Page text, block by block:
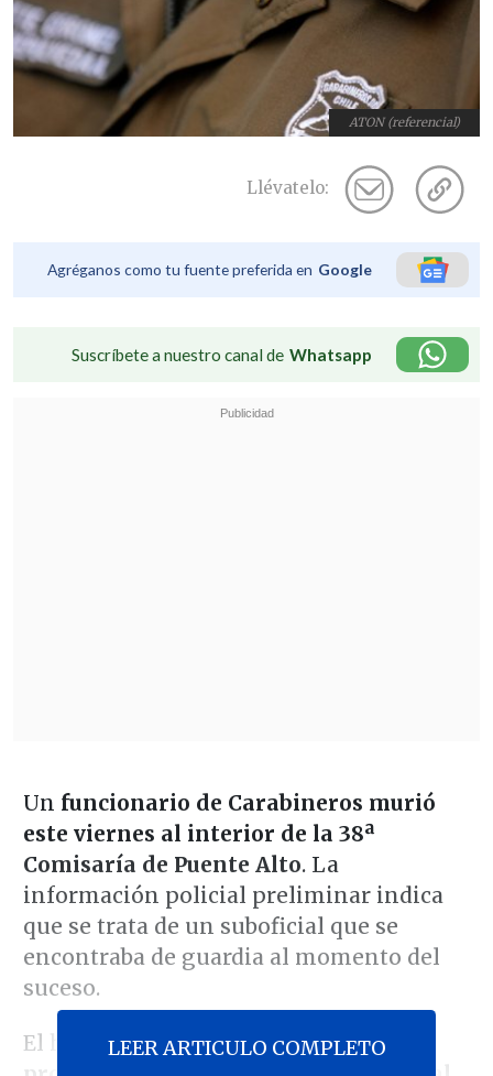
ATON (referencial)
Llévatelo:
Agréganos como tu fuente preferida en Google
Suscríbete a nuestro canal de Whatsapp
Un funcionario de Carabineros murió
este viernes al interior de la 38ª
Comisaría de Puente Alto. La
información policial preliminar indica
que se trata de un suboficial que se
encontraba de guardia al momento del
suceso.
El hecho ocurrióal interior de los
LEER ARTICULO COMPLETO